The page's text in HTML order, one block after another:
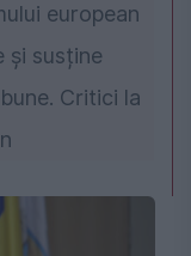
european
și susține
Critici la